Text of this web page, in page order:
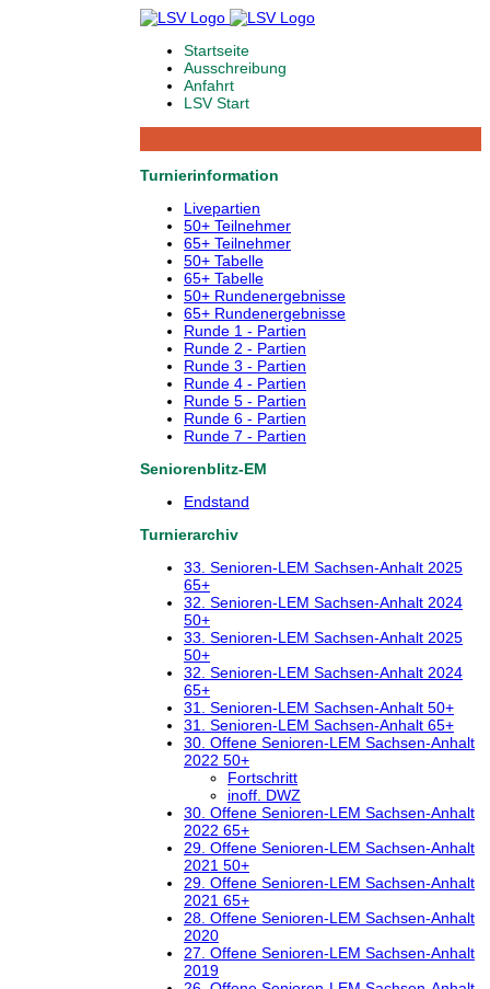
Startseite
Ausschreibung
Anfahrt
LSV Start
Turnierinformation
Livepartien
50+ Teilnehmer
65+ Teilnehmer
50+ Tabelle
65+ Tabelle
50+ Rundenergebnisse
65+ Rundenergebnisse
Runde 1 - Partien
Runde 2 - Partien
Runde 3 - Partien
Runde 4 - Partien
Runde 5 - Partien
Runde 6 - Partien
Runde 7 - Partien
Seniorenblitz-EM
Endstand
Turnierarchiv
33. Senioren-LEM Sachsen-Anhalt 2025
65+
32. Senioren-LEM Sachsen-Anhalt 2024
50+
33. Senioren-LEM Sachsen-Anhalt 2025
50+
32. Senioren-LEM Sachsen-Anhalt 2024
65+
31. Senioren-LEM Sachsen-Anhalt 50+
31. Senioren-LEM Sachsen-Anhalt 65+
30. Offene Senioren-LEM Sachsen-Anhalt
2022 50+
Fortschritt
inoff. DWZ
30. Offene Senioren-LEM Sachsen-Anhalt
2022 65+
29. Offene Senioren-LEM Sachsen-Anhalt
2021 50+
29. Offene Senioren-LEM Sachsen-Anhalt
2021 65+
28. Offene Senioren-LEM Sachsen-Anhalt
2020
27. Offene Senioren-LEM Sachsen-Anhalt
2019